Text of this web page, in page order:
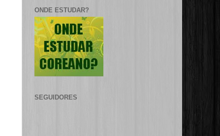
ONDE ESTUDAR?
SEGUIDORES